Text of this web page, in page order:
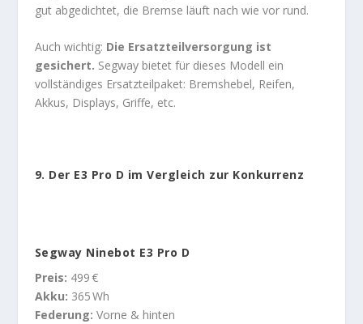
gut abgedichtet, die Bremse läuft nach wie vor rund.
Auch wichtig: Die Ersatzteilversorgung ist
gesichert. Segway bietet für dieses Modell ein
vollständiges Ersatzteilpaket: Bremshebel, Reifen,
Akkus, Displays, Griffe, etc.
9. Der E3 Pro D im Vergleich zur Konkurrenz
Segway Ninebot E3 Pro D
Preis: 499 €
Akku: 365 Wh
Federung: Vorne & hinten